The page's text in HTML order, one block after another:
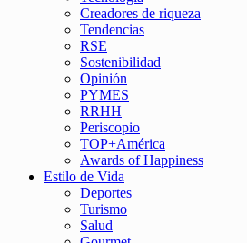
Creadores de riqueza
Tendencias
RSE
Sostenibilidad
Opinión
PYMES
RRHH
Periscopio
TOP+América
Awards of Happiness
Estilo de Vida
Deportes
Turismo
Salud